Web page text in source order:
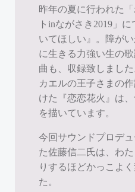
昨年の夏に行われた
トinながさき2019」
いてほしい』。障が
に生きる力強い生の
曲も、収録致しました
カエルの王子さまの
けた『恋恋花火』は
を描いています。
今回サウンドプロデ
た佐藤信二氏は、わ
りするほどかっこよ
た。